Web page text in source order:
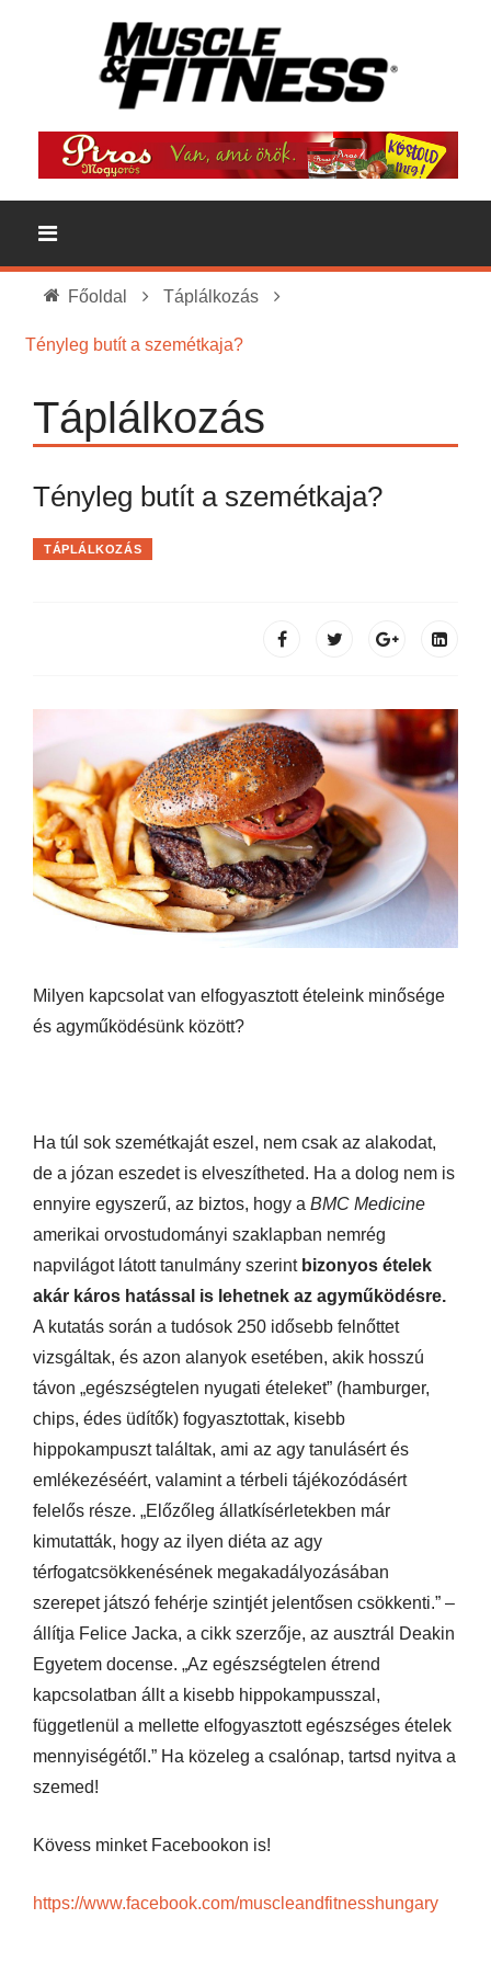
Főoldal Táplálkozás
Tényleg butít a szemétkaja?
Táplálkozás
Tényleg butít a szemétkaja?
TÁPLÁLKOZÁS
Milyen kapcsolat van elfogyasztott ételeink minősége
és agyműködésünk között?
Ha túl sok szemétkaját eszel, nem csak az alakodat,
de a józan eszedet is elveszítheted. Ha a dolog nem is
ennyire egyszerű, az biztos, hogy a BMC Medicine
amerikai orvostudományi szaklapban nemrég
napvilágot látott tanulmány szerint bizonyos ételek
akár káros hatással is lehetnek az agyműködésre.
A kutatás során a tudósok 250 idősebb felnőttet
vizsgáltak, és azon alanyok esetében, akik hosszú
távon „egészségtelen nyugati ételeket” (hamburger,
chips, édes üdítők) fogyasztottak, kisebb
hippokampuszt találtak, ami az agy tanulásért és
emlékezéséért, valamint a térbeli tájékozódásért
felelős része. „Előzőleg állatkísérletekben már
kimutatták, hogy az ilyen diéta az agy
térfogatcsökkenésének megakadályozásában
szerepet játszó fehérje szintjét jelentősen csökkenti.” –
állítja Felice Jacka, a cikk szerzője, az ausztrál Deakin
Egyetem docense. „Az egészségtelen étrend
kapcsolatban állt a kisebb hippokampusszal,
függetlenül a mellette elfogyasztott egészséges ételek
mennyiségétől.” Ha közeleg a csalónap, tartsd nyitva a
szemed!
Kövess minket Facebookon is!
https://www.facebook.com/muscleandfitnesshungary